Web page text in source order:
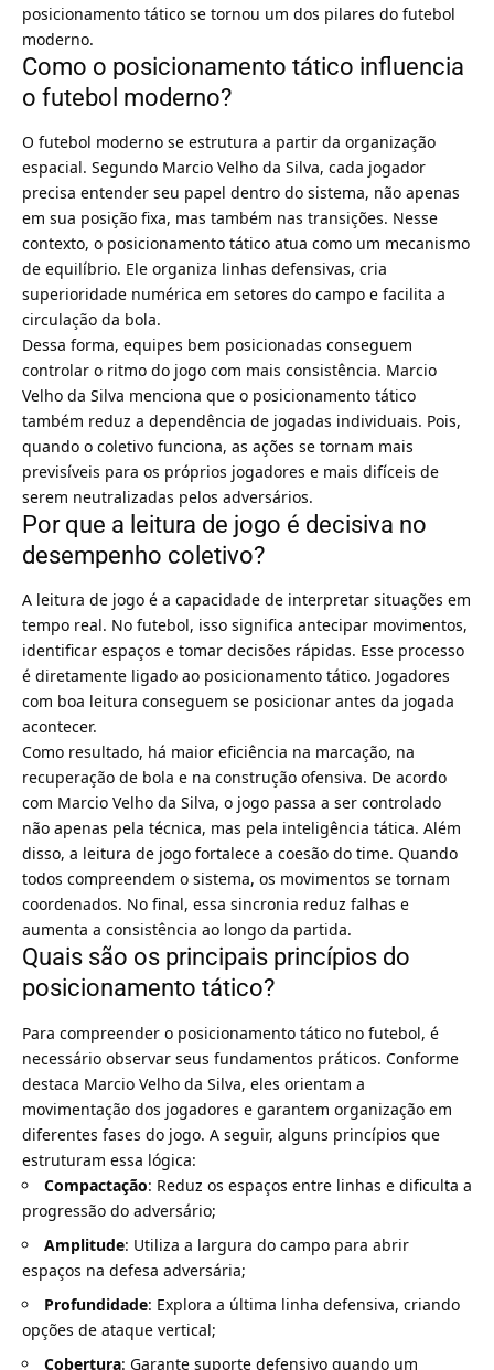
posicionamento tático se tornou um dos pilares do futebol
moderno.
Como o posicionamento tático influencia
o futebol moderno?
O futebol moderno se estrutura a partir da organização
espacial. Segundo Marcio Velho da Silva, cada jogador
precisa entender seu papel dentro do sistema, não apenas
em sua posição fixa, mas também nas transições. Nesse
contexto, o posicionamento tático atua como um mecanismo
de equilíbrio. Ele organiza linhas defensivas, cria
superioridade numérica em setores do campo e facilita a
circulação da bola.
Dessa forma, equipes bem posicionadas conseguem
controlar o ritmo do jogo com mais consistência. Marcio
Velho da Silva menciona que o posicionamento tático
também reduz a dependência de jogadas individuais. Pois,
quando o coletivo funciona, as ações se tornam mais
previsíveis para os próprios jogadores e mais difíceis de
serem neutralizadas pelos adversários.
Por que a leitura de jogo é decisiva no
desempenho coletivo?
A leitura de jogo é a capacidade de interpretar situações em
tempo real. No futebol, isso significa antecipar movimentos,
identificar espaços e tomar decisões rápidas. Esse processo
é diretamente ligado ao posicionamento tático. Jogadores
com boa leitura conseguem se posicionar antes da jogada
acontecer.
Como resultado, há maior eficiência na marcação, na
recuperação de bola e na construção ofensiva. De acordo
com Marcio Velho da Silva, o jogo passa a ser controlado
não apenas pela técnica, mas pela inteligência tática. Além
disso, a leitura de jogo fortalece a coesão do time. Quando
todos compreendem o sistema, os movimentos se tornam
coordenados. No final, essa sincronia reduz falhas e
aumenta a consistência ao longo da partida.
Quais são os principais princípios do
posicionamento tático?
Para compreender o posicionamento tático no futebol, é
necessário observar seus fundamentos práticos. Conforme
destaca Marcio Velho da Silva, eles orientam a
movimentação dos jogadores e garantem organização em
diferentes fases do jogo. A seguir, alguns princípios que
estruturam essa lógica:
Compactação: Reduz os espaços entre linhas e dificulta a
progressão do adversário;
Amplitude: Utiliza a largura do campo para abrir
espaços na defesa adversária;
Profundidade: Explora a última linha defensiva, criando
opções de ataque vertical;
Cobertura: Garante suporte defensivo quando um